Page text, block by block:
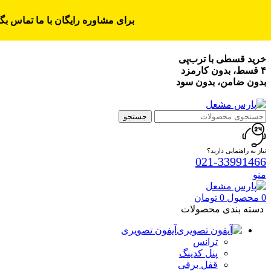
خرید قسطی با ترب‌پی
۴ قسط، بدون کارمزد
بدون ضامن، بدون سود
جستجو
نیاز به راهنمایی دارید؟
021-33991466
منو
0 محصول 0 تومان
دسته بندی محصولات
آیفون تصویری
ترانس
پنل کدینگ
قفل برقی
برای مشاوره رایگان با ما تماس